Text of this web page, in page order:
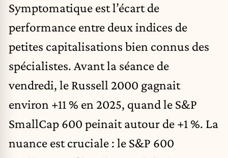
Symptomatique est l’écart de
performance entre deux indices de
petites capitalisations bien connus des
spécialistes. Avant la séance de
vendredi, le Russell 2000 gagnait
environ +11 % en 2025, quand le S&P
SmallCap 600 peinait autour de +1 %. La
nuance est cruciale : le S&P 600